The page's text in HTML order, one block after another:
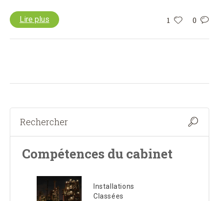
1 0
Lire plus
Compétences du cabinet
Installations
Classées